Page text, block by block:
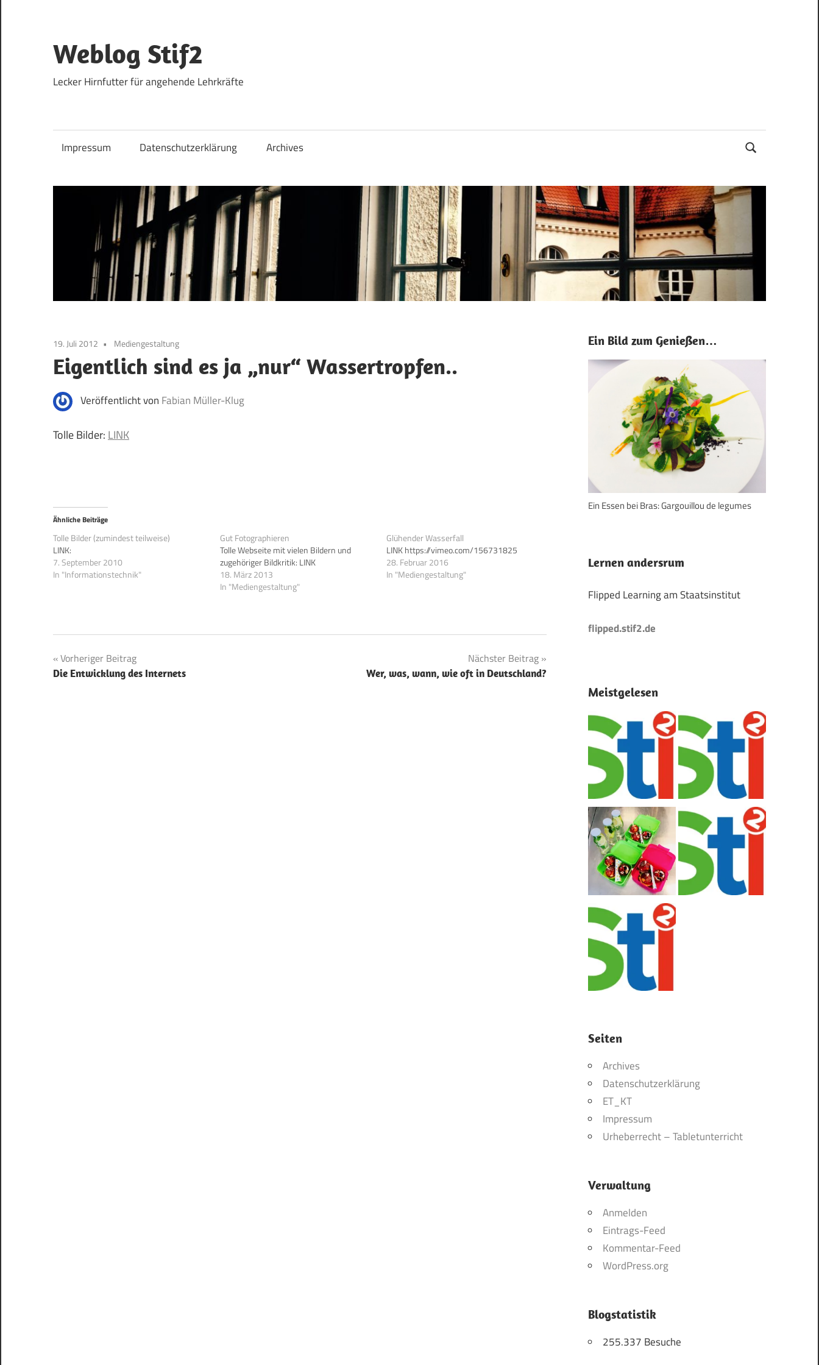
springen
Weblog Stif2
Lecker Hirnfutter für angehende Lehrkräfte
Impressum Datenschutzerklärung Archives
19. Juli 2012 Mediengestaltung
Eigentlich sind es ja „nur“ Wassertropfen..
Veröffentlicht von Fabian Müller-Klug
Tolle Bilder: LINK
Ähnliche Beiträge
Tolle Bilder (zumindest teilweise)
LINK:
7. September 2010
In "Informationstechnik"
Gut Fotographieren
Tolle Webseite mit vielen Bildern und
zugehöriger Bildkritik: LINK
18. März 2013
In "Mediengestaltung"
Glühender Wasserfall
LINK https://vimeo.com/156731825
28. Februar 2016
In "Mediengestaltung"
Beitragsnavigation
Vorheriger Beitrag
Die Entwicklung des Internets
Nächster Beitrag
Wer, was, wann, wie oft in Deutschland?
Ein Bild zum Genießen…
Ein Essen bei Bras: Gargouillou de legumes
Lernen andersrum
Flipped Learning am Staatsinstitut
flipped.stif2.de
Meistgelesen
Seiten
Archives
Datenschutzerklärung
ET_KT
Impressum
Urheberrecht – Tabletunterricht
Verwaltung
Anmelden
Eintrags-Feed
Kommentar-Feed
WordPress.org
Blogstatistik
255.337 Besuche